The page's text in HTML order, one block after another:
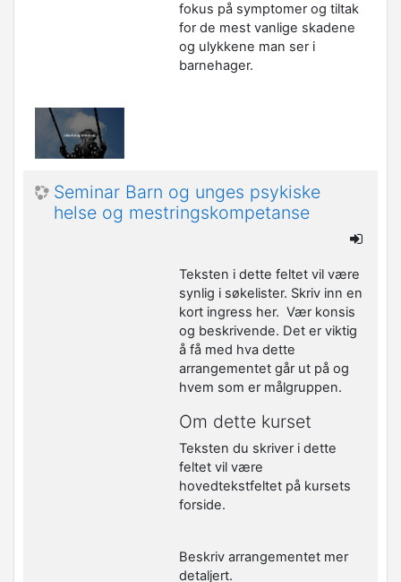
fokus på symptomer og tiltak
for de mest vanlige skadene
og ulykkene man ser i
barnehager.
Seminar Barn og unges psykiske
helse og mestringskompetanse
Teksten i dette feltet vil være
synlig i søkelister. Skriv inn en
kort ingress her. Vær konsis
og beskrivende. Det er viktig
å få med hva dette
arrangementet går ut på og
hvem som er målgruppen.
Om dette kurset
Teksten du skriver i dette
feltet vil være
hovedtekstfeltet på kursets
forside.
Beskriv arrangementet mer
detaljert.